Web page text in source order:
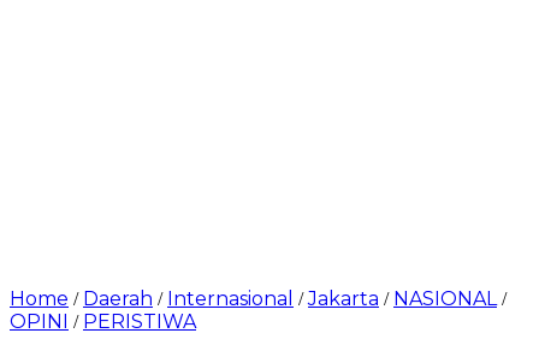
Home / Daerah / Internasional /Jakarta / NASIONAL /
OPINI / PERISTIWA